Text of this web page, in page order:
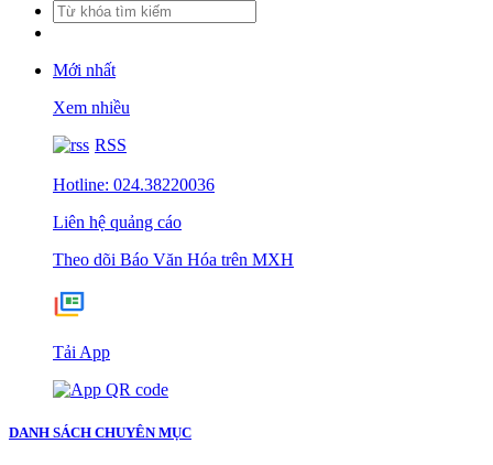
Mới nhất
Xem nhiều
RSS
Hotline: 024.38220036
Liên hệ quảng cáo
Theo dõi Báo Văn Hóa trên MXH
Tải App
DANH SÁCH CHUYÊN MỤC